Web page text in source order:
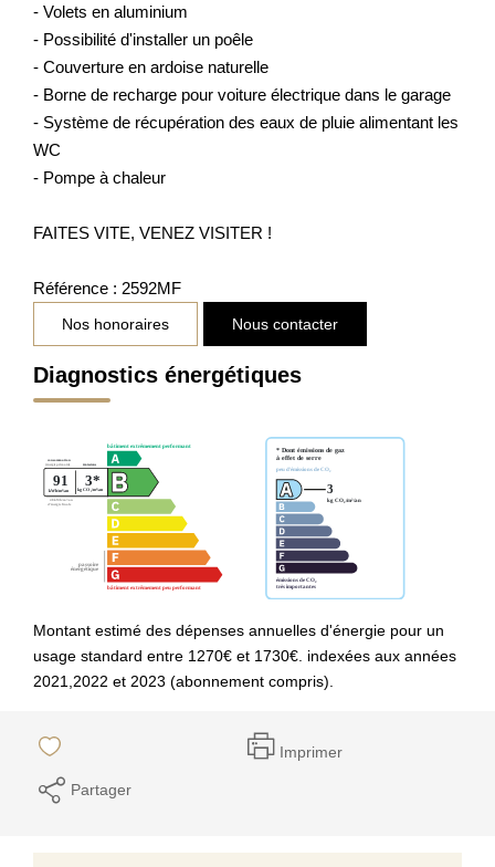
- Volets en aluminium
- Possibilité d'installer un poêle
- Couverture en ardoise naturelle
- Borne de recharge pour voiture électrique dans le garage
- Système de récupération des eaux de pluie alimentant les
WC
- Pompe à chaleur
FAITES VITE, VENEZ VISITER !
Référence : 2592MF
Nos honoraires Nous contacter
Diagnostics énergétiques
Montant estimé des dépenses annuelles d'énergie pour un
usage standard entre 1270€ et 1730€. indexées aux années
2021,2022 et 2023 (abonnement compris).
Imprimer
Partager